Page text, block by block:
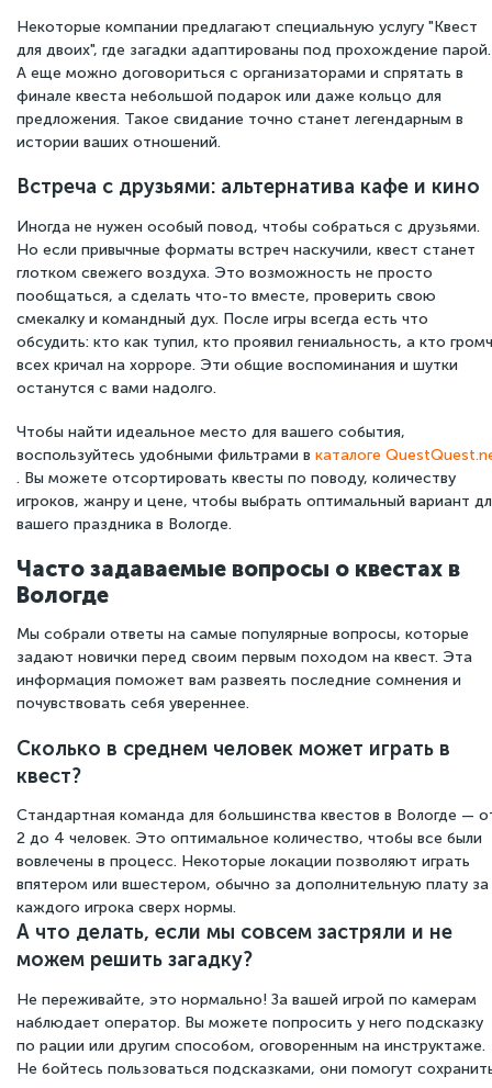
Некоторые компании предлагают специальную услугу "Квест
для двоих", где загадки адаптированы под прохождение парой.
А еще можно договориться с организаторами и спрятать в
финале квеста небольшой подарок или даже кольцо для
предложения. Такое свидание точно станет легендарным в
истории ваших отношений.
Встреча с друзьями: альтернатива кафе и кино
Иногда не нужен особый повод, чтобы собраться с друзьями.
Но если привычные форматы встреч наскучили, квест станет
глотком свежего воздуха. Это возможность не просто
пообщаться, а сделать что-то вместе, проверить свою
смекалку и командный дух. После игры всегда есть что
обсудить: кто как тупил, кто проявил гениальность, а кто
всех кричал на хорроре. Эти общие воспоминания и шутки
останутся с вами надолго.
Чтобы найти идеальное место для вашего события,
воспользуйтесь удобными фильтрами в каталоге
. Вы можете отсортировать квесты по поводу, количеству
игроков, жанру и цене, чтобы выбрать оптимальный вариант
вашего праздника в Вологде.
Часто задаваемые вопросы о квестах в
Вологде
Мы собрали ответы на самые популярные вопросы, которые
задают новички перед своим первым походом на квест. Эта
информация поможет вам развеять последние сомнения и
почувствовать себя увереннее.
Сколько в среднем человек может играть в
квест?
Стандартная команда для большинства квестов в Вологде —
2 до 4 человек. Это оптимальное количество, чтобы все были
вовлечены в процесс. Некоторые локации позволяют играть
впятером или вшестером, обычно за дополнительную плату за
каждого игрока сверх нормы.
А что делать, если мы совсем застряли и не
можем решить загадку?
Не переживайте, это нормально! За вашей игрой по камерам
наблюдает оператор. Вы можете попросить у него подсказку
по рации или другим способом, оговоренным на инструктаже.
Не бойтесь пользоваться подсказками, они помогут
Чат поддержки